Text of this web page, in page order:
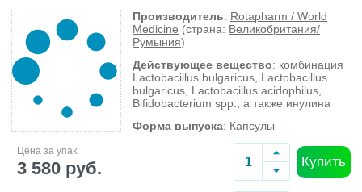
Производитель: Rotapharm / World
Medicine (страна: Великобритания/
Румыния)
Действующее вещество: комбинация
Lactobacillus bulgaricus, Lactobacillus
bulgaricus, Lactobacillus acidophilus,
Bifidobacterium sрp., а также инулина
Форма выпуска: Капсулы
Цена за упак.
3 580 руб. Купить